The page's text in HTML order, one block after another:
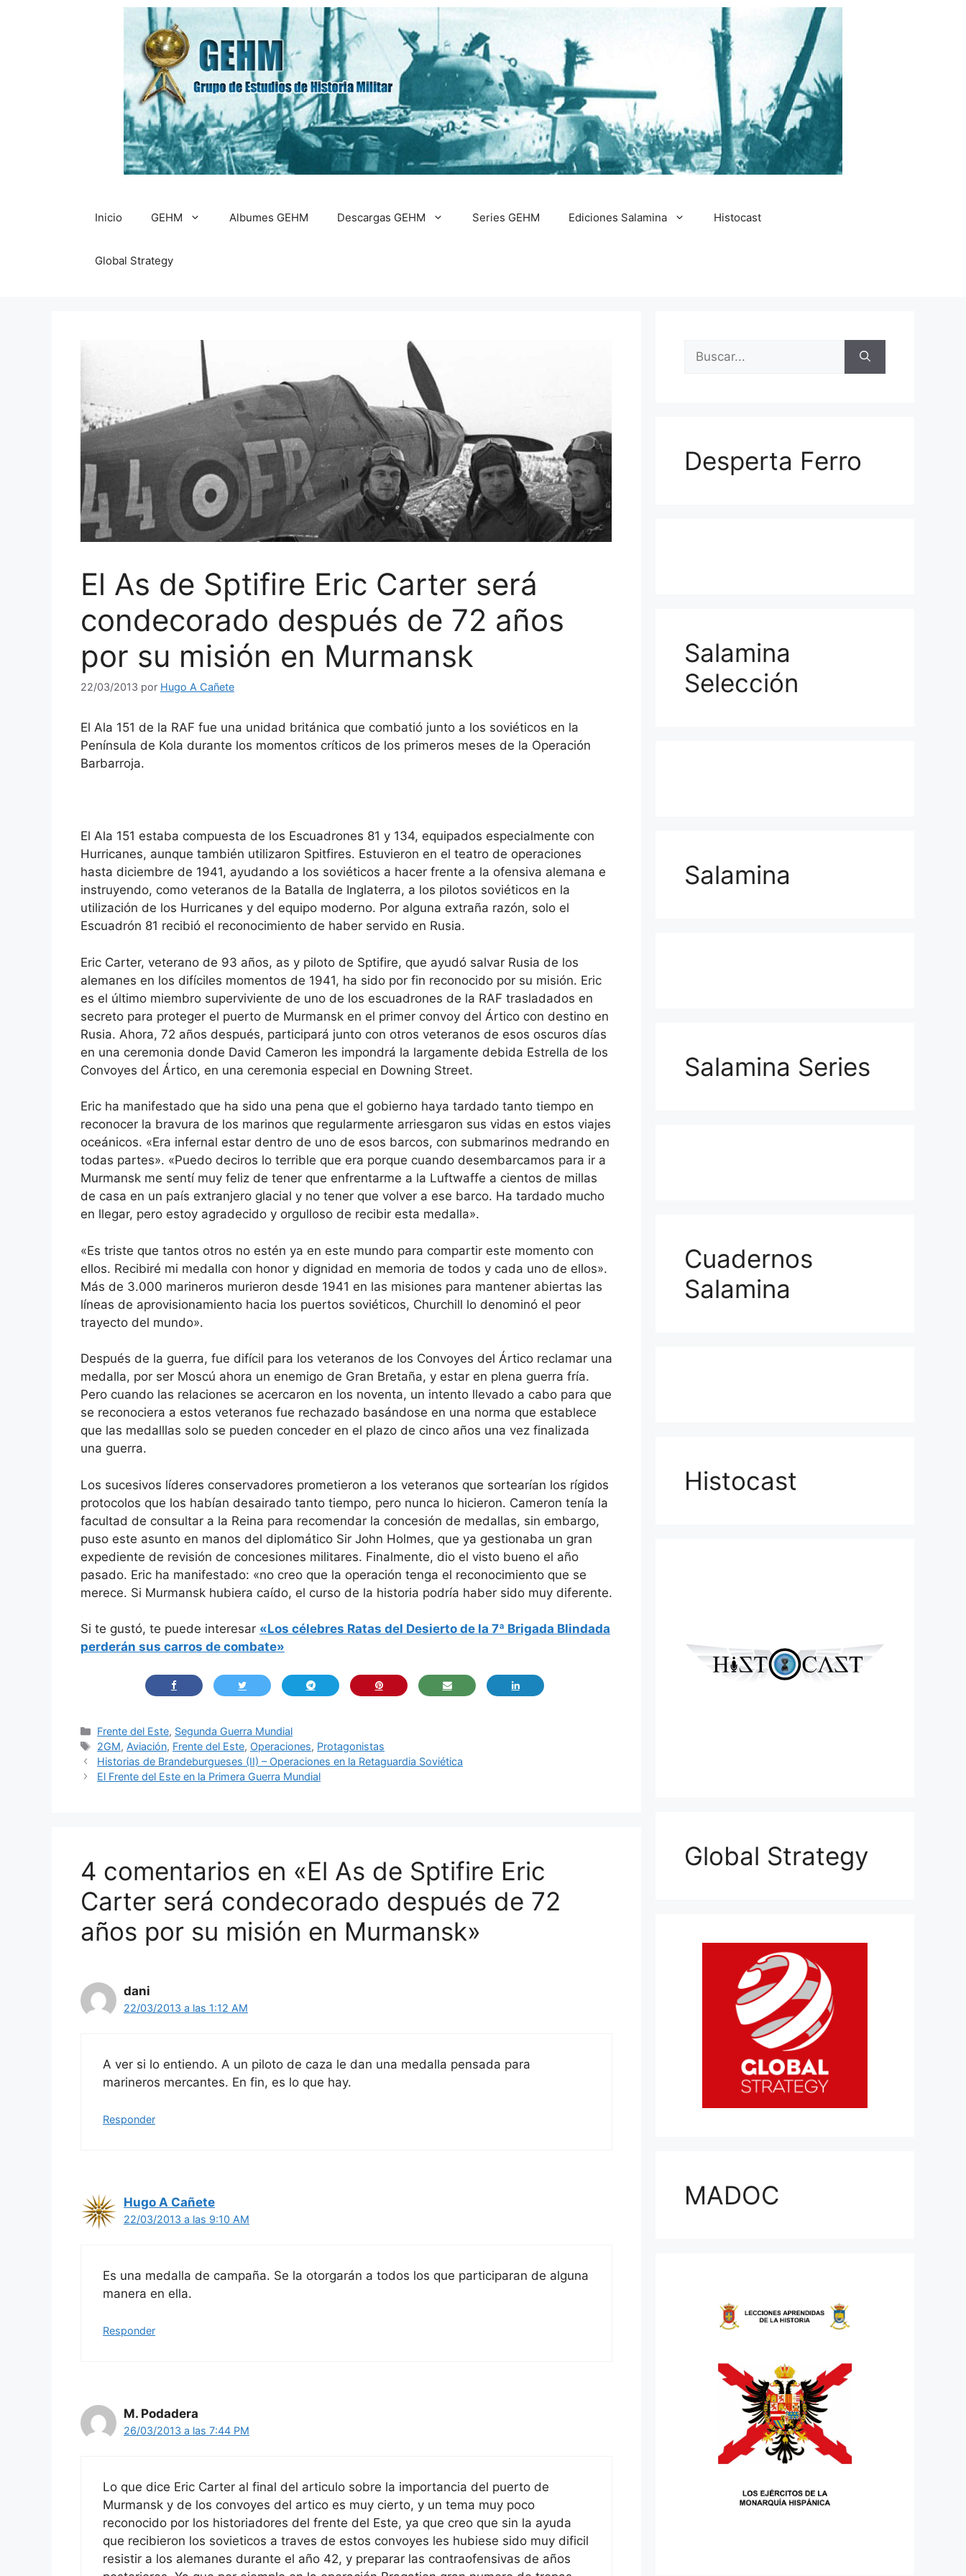
Inicio GEHM Albumes GEHM Descargas GEHM Series GEHM Ediciones Salamina Histocast
Global Strategy
El As de Sptifire Eric Carter será
condecorado después de 72 años
por su misión en Murmansk
22/03/2013 por Hugo A Cañete
El Ala 151 de la RAF fue una unidad británica que combatió junto a los soviéticos en la
Península de Kola durante los momentos críticos de los primeros meses de la Operación
Barbarroja.
El Ala 151 estaba compuesta de los Escuadrones 81 y 134, equipados especialmente con
Hurricanes, aunque también utilizaron Spitfires. Estuvieron en el teatro de operaciones
hasta diciembre de 1941, ayudando a los soviéticos a hacer frente a la ofensiva alemana e
instruyendo, como veteranos de la Batalla de Inglaterra, a los pilotos soviéticos en la
utilización de los Hurricanes y del equipo moderno. Por alguna extraña razón, solo el
Escuadrón 81 recibió el reconocimiento de haber servido en Rusia.
Eric Carter, veterano de 93 años, as y piloto de Sptifire, que ayudó salvar Rusia de los
alemanes en los difíciles momentos de 1941, ha sido por fin reconocido por su misión. Eric
es el último miembro superviviente de uno de los escuadrones de la RAF trasladados en
secreto para proteger el puerto de Murmansk en el primer convoy del Ártico con destino en
Rusia. Ahora, 72 años después, participará junto con otros veteranos de esos oscuros días
en una ceremonia donde David Cameron les impondrá la largamente debida Estrella de los
Convoyes del Ártico, en una ceremonia especial en Downing Street.
Eric ha manifestado que ha sido una pena que el gobierno haya tardado tanto tiempo en
reconocer la bravura de los marinos que regularmente arriesgaron sus vidas en estos viajes
oceánicos. «Era infernal estar dentro de uno de esos barcos, con submarinos medrando en
todas partes». «Puedo deciros lo terrible que era porque cuando desembarcamos para ir a
Murmansk me sentí muy feliz de tener que enfrentarme a la Luftwaffe a cientos de millas
de casa en un país extranjero glacial y no tener que volver a ese barco. Ha tardado mucho
en llegar, pero estoy agradecido y orgulloso de recibir esta medalla».
«Es triste que tantos otros no estén ya en este mundo para compartir este momento con
ellos. Recibiré mi medalla con honor y dignidad en memoria de todos y cada uno de ellos».
Más de 3.000 marineros murieron desde 1941 en las misiones para mantener abiertas las
líneas de aprovisionamiento hacia los puertos soviéticos, Churchill lo denominó el peor
trayecto del mundo».
Después de la guerra, fue difícil para los veteranos de los Convoyes del Ártico reclamar una
medalla, por ser Moscú ahora un enemigo de Gran Bretaña, y estar en plena guerra fría.
Pero cuando las relaciones se acercaron en los noventa, un intento llevado a cabo para que
se reconociera a estos veteranos fue rechazado basándose en una norma que establece
que las medalllas solo se pueden conceder en el plazo de cinco años una vez finalizada
una guerra.
Los sucesivos líderes conservadores prometieron a los veteranos que sortearían los rígidos
protocolos que los habían desairado tanto tiempo, pero nunca lo hicieron. Cameron tenía la
facultad de consultar a la Reina para recomendar la concesión de medallas, sin embargo,
puso este asunto en manos del diplomático Sir John Holmes, que ya gestionaba un gran
expediente de revisión de concesiones militares. Finalmente, dio el visto bueno el año
pasado. Eric ha manifestado: «no creo que la operación tenga el reconocimiento que se
merece. Si Murmansk hubiera caído, el curso de la historia podría haber sido muy diferente.
Si te gustó, te puede interesar «Los célebres Ratas del Desierto de la 7ª Brigada Blindada
perderán sus carros de combate»
Categorías
Frente del Este, Segunda Guerra Mundial
Etiquetas
2GM, Aviación, Frente del Este, Operaciones, Protagonistas
Historias de Brandeburgueses (II) – Operaciones en la Retaguardia Soviética
El Frente del Este en la Primera Guerra Mundial
4 comentarios en «El As de Sptifire Eric
Carter será condecorado después de 72
años por su misión en Murmansk»
dani
22/03/2013 a las 1:12 AM
A ver si lo entiendo. A un piloto de caza le dan una medalla pensada para
marineros mercantes. En fin, es lo que hay.
Responder
Hugo A Cañete
22/03/2013 a las 9:10 AM
Es una medalla de campaña. Se la otorgarán a todos los que participaran de alguna
manera en ella.
Responder
M. Podadera
26/03/2013 a las 7:44 PM
Lo que dice Eric Carter al final del articulo sobre la importancia del puerto de
Murmansk y de los convoyes del artico es muy cierto, y un tema muy poco
reconocido por los historiadores del frente del Este, ya que creo que sin la ayuda
que recibieron los sovieticos a traves de estos convoyes les hubiese sido muy dificil
resistir a los alemanes durante el año 42, y preparar las contraofensivas de años
Buscar:
Desperta Ferro
Salamina
Selección
Salamina
Salamina Series
Cuadernos
Salamina
Histocast
Global Strategy
MADOC